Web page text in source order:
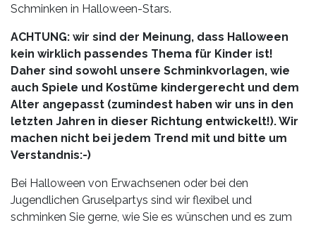
Schminken in Halloween-Stars.
ACHTUNG: wir sind der Meinung, dass Halloween
kein wirklich passendes Thema für Kinder ist!
Daher sind sowohl unsere Schminkvorlagen, wie
auch Spiele und Kostüme kindergerecht und dem
Alter angepasst (zumindest haben wir uns in den
letzten Jahren in dieser Richtung entwickelt!). Wir
machen nicht bei jedem Trend mit und bitte um
Verstandnis:-)
Bei Halloween von Erwachsenen oder bei den
Jugendlichen Gruselpartys sind wir flexibel und
schminken Sie gerne, wie Sie es wünschen und es zum